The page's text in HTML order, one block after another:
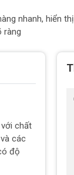
nhanh, hiển
ràng
chất
các
độ